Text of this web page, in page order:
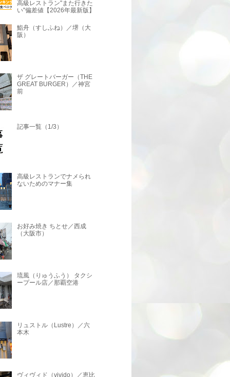
高級レストラン"また行きた
い"偏差値【2026年最新版】
鮨舟（すしふね）／堺（大
阪）
ザ グレートバーガー（THE
GREAT BURGER）／神宮
前
記事一覧（1/3）
高級レストランでナメられ
ないためのマナー集
お好み焼き ちとせ／西成
（大阪市）
琉風（りゅうふう） タクシ
ープール店／那覇空港
リュストル（Lustre）／六
本木
ヴィヴィド（vivido）／恵比